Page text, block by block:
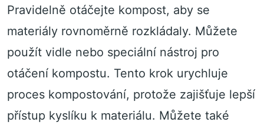
Pravidelně otáčejte kompost, aby se
materiály rovnoměrně rozkládaly. Můžete
použít vidle nebo speciální nástroj pro
otáčení kompostu. Tento krok urychluje
proces kompostování, protože zajišťuje lepší
přístup kyslíku k materiálu. Můžete také